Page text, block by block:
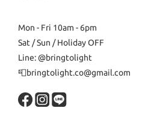
Mon - Fri 10am - 6pm
Sat / Sun / Holiday OFF
Line: @bringtolight
📮bringtolight.co@gmail.com